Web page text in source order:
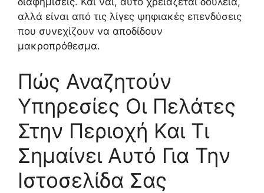
αλλά είναι από τις λίγες ψηφιακές επενδύσεις
που συνεχίζουν να αποδίδουν
μακροπρόθεσμα.
Πώς Αναζητούν
Υπηρεσίες Οι Πελάτες
Στην Περιοχή Και Τι
Σημαίνει Αυτό Για Την
Ιστοσελίδα Σας